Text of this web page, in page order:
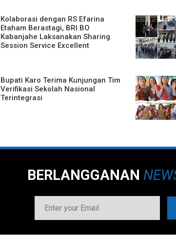
Kolaborasi dengan RS Efarina
Etaham Berastagi, BRI BO
Kabanjahe Laksanakan Sharing
Session Service Excellent
Bupati Karo Terima Kunjungan Tim
Verifikasi Sekolah Nasional
Terintegrasi
BERLANGGANAN